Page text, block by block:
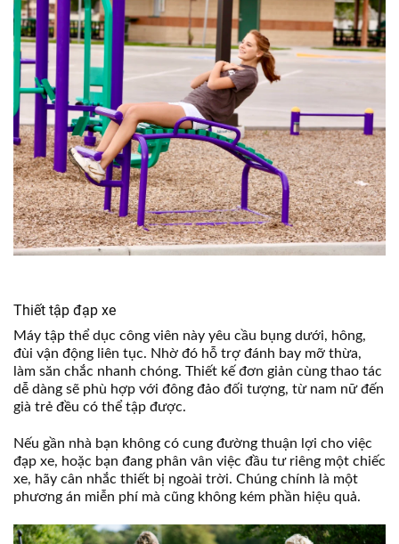
Thiết tập đạp xe
Máy tập thể dục công viên này yêu cầu bụng dưới, hông,
đùi vận động liên tục. Nhờ đó hỗ trợ đánh bay mỡ thừa,
làm săn chắc nhanh chóng. Thiết kế đơn giản cùng thao tác
dễ dàng sẽ phù hợp với đông đảo đối tượng, từ nam nữ đến
già trẻ đều có thể tập được.
Nếu gần nhà bạn không có cung đường thuận lợi cho việc
đạp xe, hoặc bạn đang phân vân việc đầu tư riêng một chiếc
xe, hãy cân nhắc thiết bị ngoài trời. Chúng chính là một
phương án miễn phí mà cũng không kém phần hiệu quả.